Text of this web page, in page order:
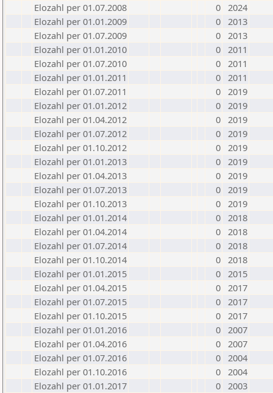
Elozahl per 01.07.2008
0 2024
Elozahl per 01.01.2009
0 2013
Elozahl per 01.07.2009
0 2013
Elozahl per 01.01.2010
0 2011
Elozahl per 01.07.2010
0 2011
Elozahl per 01.01.2011
0 2011
Elozahl per 01.07.2011
0 2019
Elozahl per 01.01.2012
0 2019
Elozahl per 01.04.2012
0 2019
Elozahl per 01.07.2012
0 2019
Elozahl per 01.10.2012
0 2019
Elozahl per 01.01.2013
0 2019
Elozahl per 01.04.2013
0 2019
Elozahl per 01.07.2013
0 2019
Elozahl per 01.10.2013
0 2019
Elozahl per 01.01.2014
0 2018
Elozahl per 01.04.2014
0 2018
Elozahl per 01.07.2014
0 2018
Elozahl per 01.10.2014
0 2018
Elozahl per 01.01.2015
0 2015
Elozahl per 01.04.2015
0 2017
Elozahl per 01.07.2015
0 2017
Elozahl per 01.10.2015
0 2017
Elozahl per 01.01.2016
0 2007
Elozahl per 01.04.2016
0 2007
Elozahl per 01.07.2016
0 2004
Elozahl per 01.10.2016
0 2004
Elozahl per 01.01.2017
0 2003